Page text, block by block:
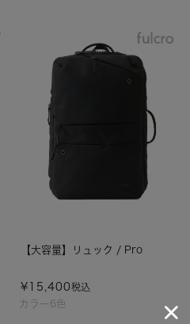
カラー6色
【大容量】リュック / Pro
¥ 15,400税込